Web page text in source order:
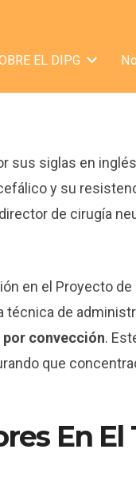
EL DIPG
sus siglas en
y su
de cirugía
en el Proyecto
técnica de
convección.
que
En